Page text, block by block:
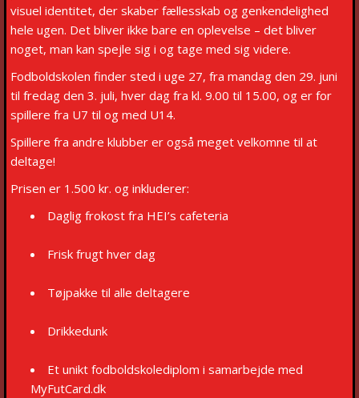
visuel identitet, der skaber fællesskab og genkendelighed
hele ugen. Det bliver ikke bare en oplevelse – det bliver
noget, man kan spejle sig i og tage med sig videre.
Fodboldskolen finder sted i uge 27, fra mandag den 29. juni
til fredag den 3. juli, hver dag fra kl. 9.00 til 15.00, og er for
spillere fra U7 til og med U14.
Spillere fra andre klubber er også meget velkomne til at
deltage!
Prisen er 1.500 kr. og inkluderer:
Daglig frokost fra HEI’s cafeteria
Frisk frugt hver dag
Tøjpakke til alle deltagere
Drikkedunk
Et unikt fodboldskolediplom i samarbejde med
MyFutCard.dk